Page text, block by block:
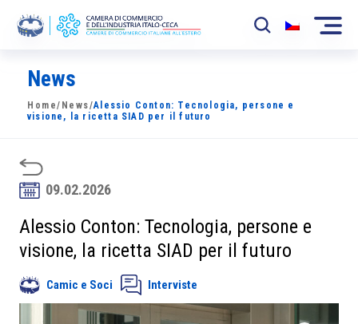
La Camera
News
Sviluppo Mercato
Soci
Partner
Progetti
News
Home/ News/Alessio Conton: Tecnologia, persone e
visione, la ricetta SIAD per il futuro
09.02.2026
Alessio Conton: Tecnologia, persone e
visione, la ricetta SIAD per il futuro
Camic e Soci Interviste